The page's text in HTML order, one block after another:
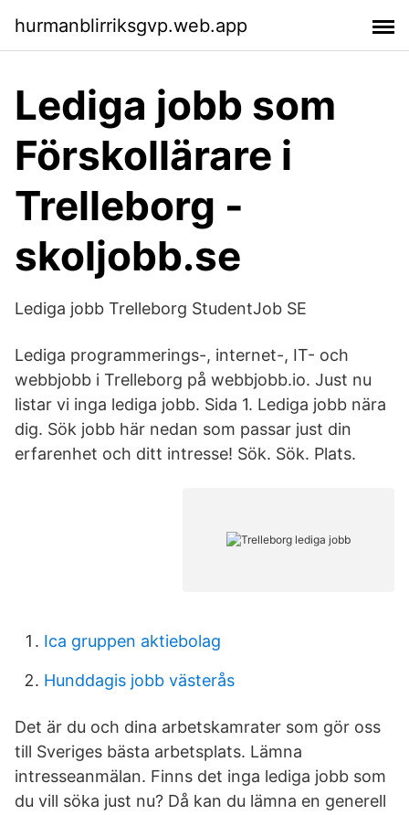
hurmanblirriksgvp.web.app
Lediga jobb som
Förskollärare i
Trelleborg -
skoljobb.se
Lediga jobb Trelleborg StudentJob SE
Lediga programmerings-, internet-, IT- och
webbjobb i Trelleborg på webbjobb.io. Just nu
listar vi inga lediga jobb. Sida 1. Lediga jobb nära
dig. Sök jobb här nedan som passar just din
erfarenhet och ditt intresse! Sök. Sök. Plats.
Ica gruppen aktiebolag
Hunddagis jobb västerås
Det är du och dina arbetskamrater som gör oss
till Sveriges bästa arbetsplats. Lämna
intresseanmälan. Finns det inga lediga jobb som
du vill söka just nu? Då kan du lämna en generell